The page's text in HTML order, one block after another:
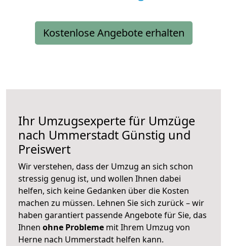
Kostenlose Angebote erhalten
Ihr Umzugsexperte für Umzüge
nach Ummerstadt Günstig und
Preiswert
Wir verstehen, dass der Umzug an sich schon
stressig genug ist, und wollen Ihnen dabei
helfen, sich keine Gedanken über die Kosten
machen zu müssen. Lehnen Sie sich zurück – wir
haben garantiert passende Angebote für Sie, das
Ihnen ohne Probleme mit Ihrem Umzug von
Herne nach Ummerstadt helfen kann.